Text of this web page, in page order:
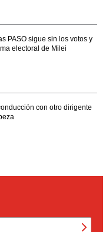
PASO sigue sin los votos y
electoral de Milei
con otro dirigente